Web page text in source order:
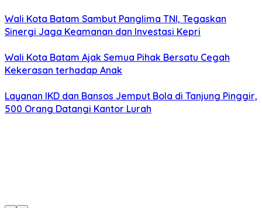
Wali Kota Batam Sambut Panglima TNI, Tegaskan
Sinergi Jaga Keamanan dan Investasi Kepri
Wali Kota Batam Ajak Semua Pihak Bersatu Cegah
Kekerasan terhadap Anak
Layanan IKD dan Bansos Jemput Bola di Tanjung Pinggir,
500 Orang Datangi Kantor Lurah